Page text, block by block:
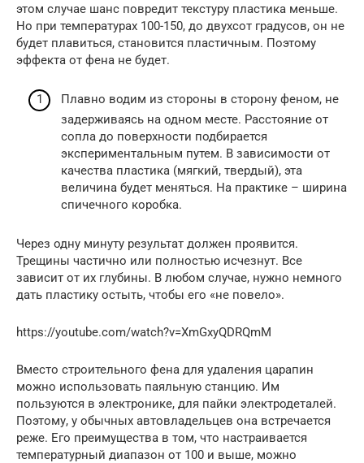
этом случае шанс повредит текстуру пластика меньше.
Но при температурах 100-150, до двухсот градусов, он не
будет плавиться, становится пластичным. Поэтому
эффекта от фена не будет.
Плавно водим из стороны в сторону феном, не
задерживаясь на одном месте. Расстояние от
сопла до поверхности подбирается
экспериментальным путем. В зависимости от
качества пластика (мягкий, твердый), эта
величина будет меняться. На практике – ширина
спичечного коробка.
Через одну минуту результат должен проявится.
Трещины частично или полностью исчезнут. Все
зависит от их глубины. В любом случае, нужно немного
дать пластику остыть, чтобы его «не повело».
https://youtube.com/watch?v=XmGxyQDRQmM
Вместо строительного фена для удаления царапин
можно использовать паяльную станцию. Им
пользуются в электронике, для пайки электродеталей.
Поэтому, у обычных автовладельцев она встречается
реже. Его преимущества в том, что настраивается
температурный диапазон от 100 и выше, можно